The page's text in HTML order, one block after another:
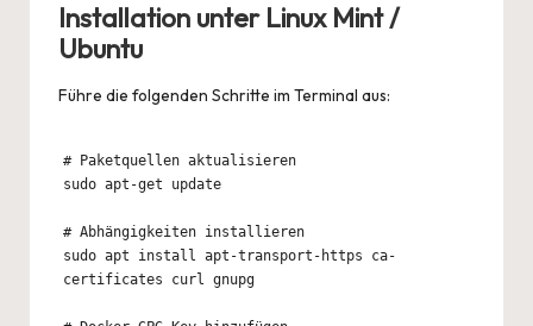
Installation unter Linux Mint /
Ubuntu
Führe die folgenden Schritte im Terminal aus:
# Paketquellen aktualisieren
sudo apt-get update
# Abhängigkeiten installieren
sudo apt install apt-transport-https ca-
certificates curl gnupg